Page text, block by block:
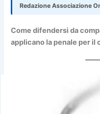
Redazione Associazione
Come difendersi da
applicano la penale per il